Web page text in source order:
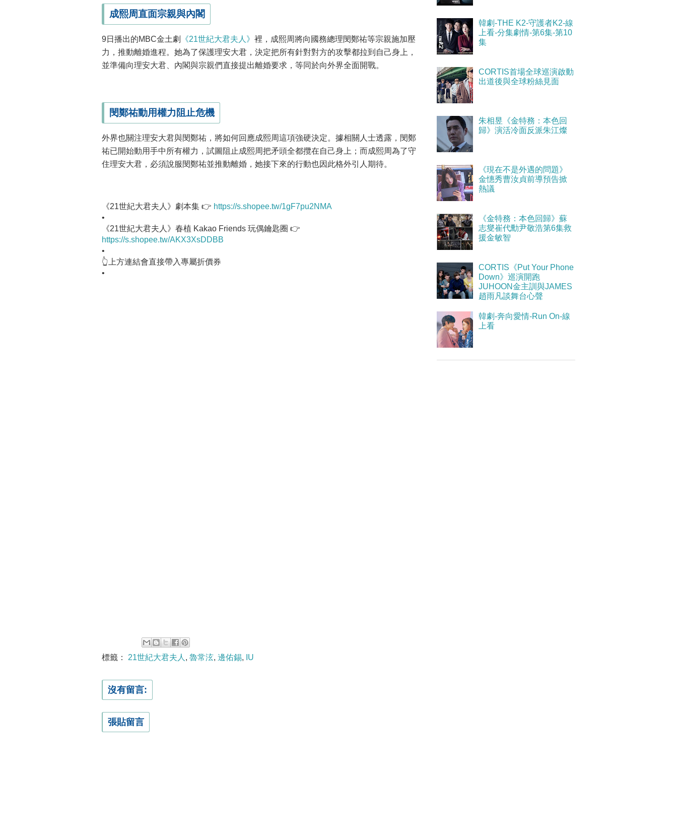
成熙周直面宗親與內閣
9日播出的MBC金土劇 《21世紀大君夫人》 裡，成熙周將向國務總理閔鄭祐等宗親施加壓
力，推動離婚進程。她為了保護理安大君，決定把所有針對對方的攻擊都拉到自己身上，
並準備向理安大君、內閣與宗親們直接提出離婚要求，等同於向外界全面開戰。
閔鄭祐動用權力阻止危機
外界也關注理安大君與閔鄭祐，將如何回應成熙周這項強硬決定。據相關人士透露，閔鄭
祐已開始動用手中所有權力，試圖阻止成熙周把矛頭全都攬在自己身上；而成熙周為了守
住理安大君，必須說服閔鄭祐並推動離婚，她接下來的行動也因此格外引人期待。
《21世紀大君夫人》劇本集 👉 https://s.shopee.tw/1gF7pu2NMA
•
《21世紀大君夫人》春植 Kakao Friends 玩偶鑰匙圈 👉
https://s.shopee.tw/AKX3XsDDBB
•
👆上方連結會直接帶入專屬折價券
•
標籤： 21世紀大君夫人, 魯常泫, 邊佑錫, IU
沒有留言:
張貼留言
韓劇-THE K2-守護者K2-線
上看-分集劇情-第6集-第10
集
CORTIS首場全球巡演啟動
出道後與全球粉絲見面
朱相昱《金特務：本色回
歸》演活冷面反派朱江燦
《現在不是外遇的問題》
金憓秀曹汝貞前導預告掀
熱議
《金特務：本色回歸》蘇
志燮崔代勳尹敬浩第6集救
援金敏智
CORTIS《Put Your Phone
Down》巡演開跑
JUHOON金主訓與JAMES
趙雨凡談舞台心聲
韓劇-奔向愛情-Run On-線
上看